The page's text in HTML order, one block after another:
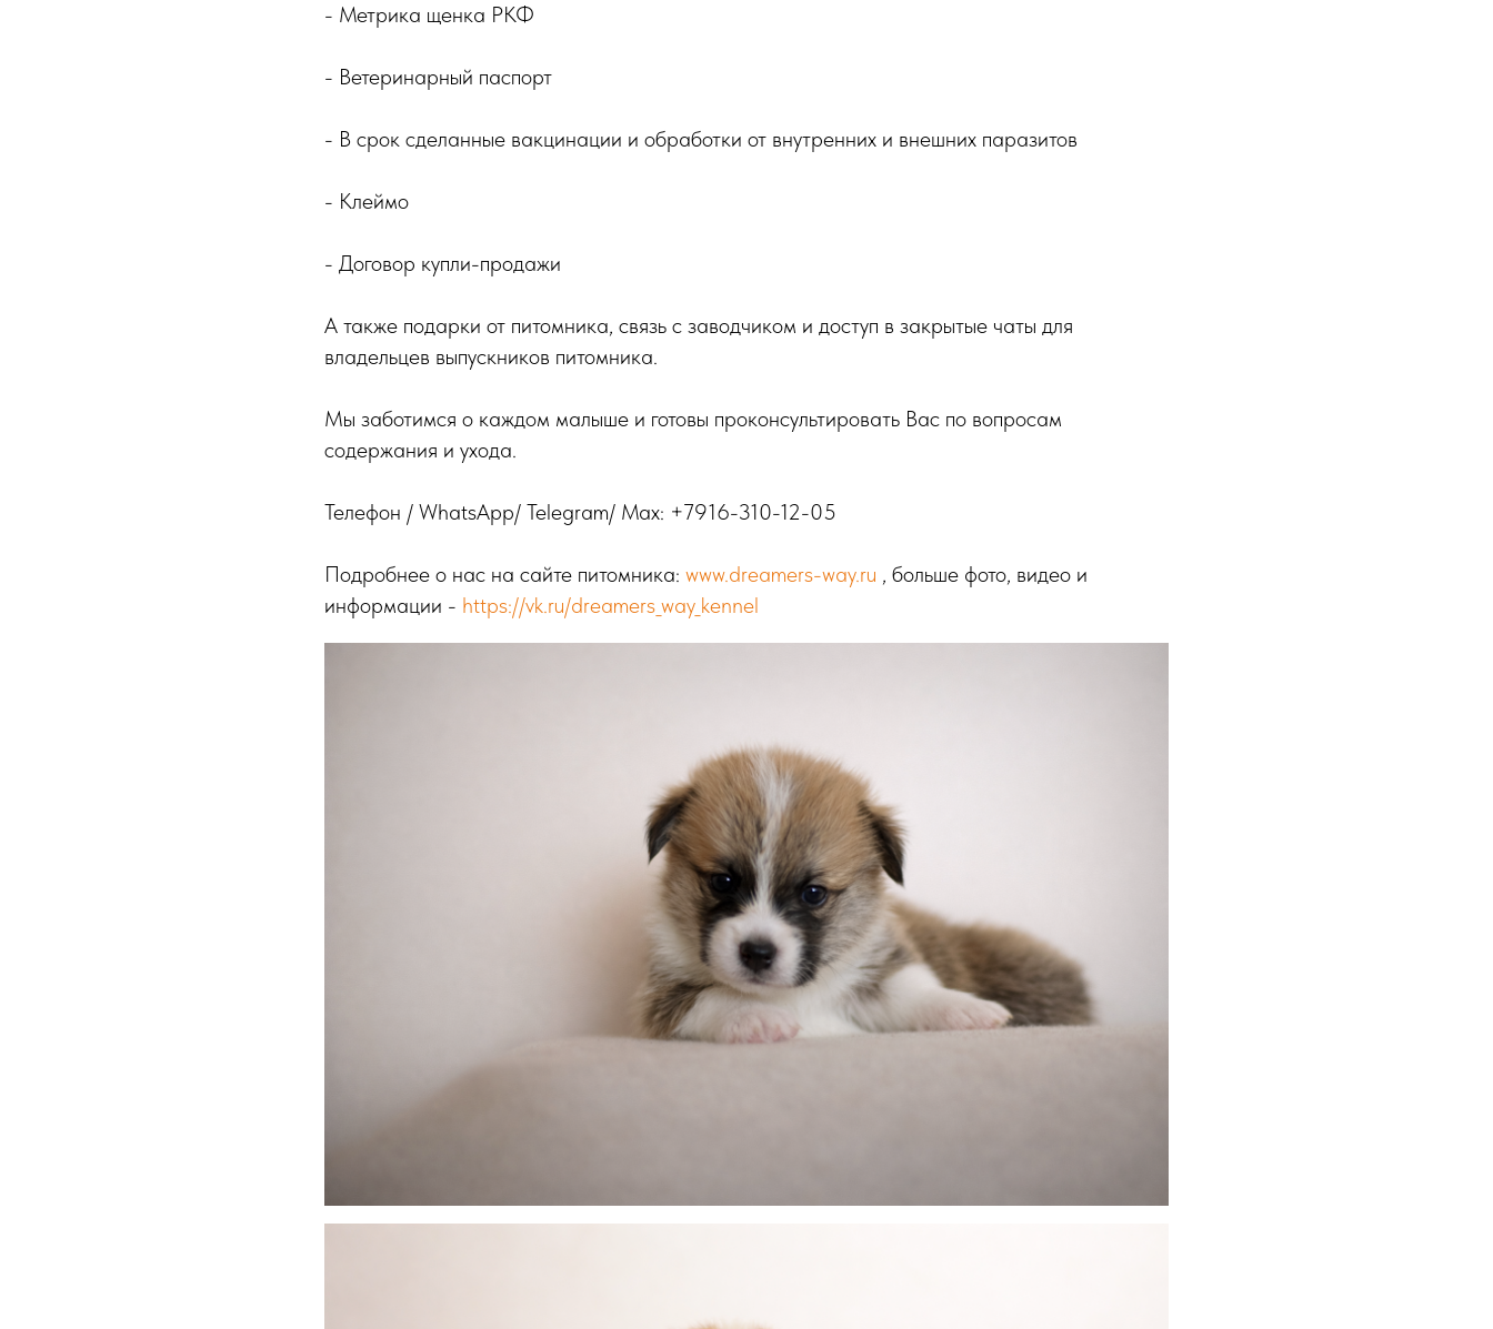
- Метрика щенка РКФ
- Ветеринарный паспорт
- В срок сделанные вакцинации и обработки от внутренних и внешних паразитов
- Клеймо
- Договор купли-продажи
А также подарки от питомника, связь с заводчиком и доступ в закрытые чаты для
владельцев выпускников питомника.
Мы заботимся о каждом малыше и готовы проконсультировать Вас по вопросам
содержания и ухода.
Телефон / WhatsApp/ Telegram/ Max: +7916-310-12-05
Подробнее о нас на сайте питомника: www.dreamers-way.ru , больше фото, видео и
информации - https://vk.ru/dreamers_way_kennel